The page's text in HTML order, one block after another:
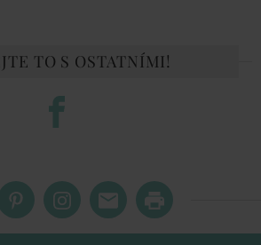
TO S OSTATNÍMI!